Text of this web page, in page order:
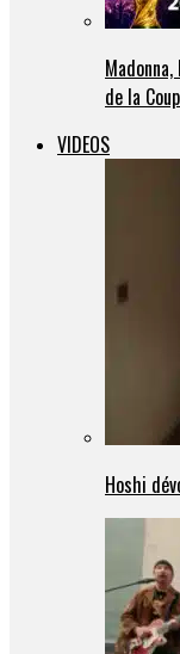
de la
VIDEOS
Hoshi